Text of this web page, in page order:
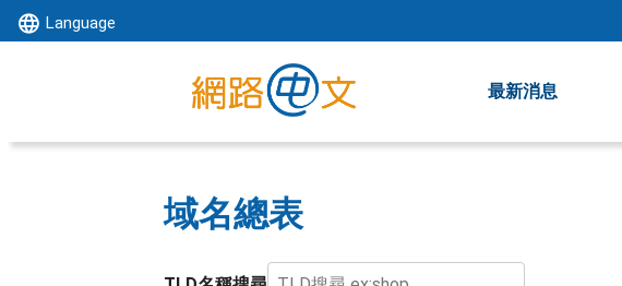
Language
最新消息
域名總表